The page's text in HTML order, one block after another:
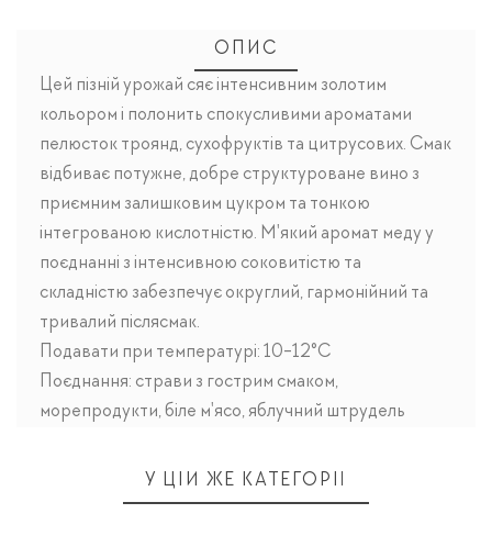
ОПИС
Цей пізній урожай сяє інтенсивним золотим
кольором і полонить спокусливими ароматами
пелюсток троянд, сухофруктів та цитрусових. Смак
відбиває потужне, добре структуроване вино з
приємним залишковим цукром та тонкою
інтегрованою кислотністю. М'який аромат меду у
поєднанні з інтенсивною соковитістю та
складністю забезпечує округлий, гармонійний та
тривалий післясмак.
Подавати при температурі: 10-12°C
Поєднання: страви з гострим смаком,
морепродукти, біле м'ясо, яблучний штрудель
У ЦІЙ ЖЕ КАТЕГОРІЇ